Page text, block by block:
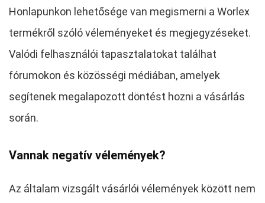
Honlapunkon lehetősége van megismerni a Worlex
termékről szóló véleményeket és megjegyzéseket.
Valódi felhasználói tapasztalatokat találhat
fórumokon és közösségi médiában, amelyek
segítenek megalapozott döntést hozni a vásárlás
során.
Vannak negatív vélemények?
Az általam vizsgált vásárlói vélemények között nem